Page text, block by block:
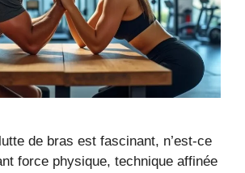
de bras est fascinant, n’est-ce
force physique, technique affinée